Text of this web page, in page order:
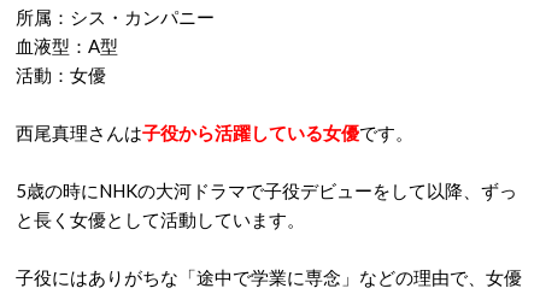
所属：シス・カンパニー
血液型：A型
活動：女優
西尾真理さんは子役から活躍している女優です。
5歳の時にNHKの大河ドラマで子役デビューをして以降、ずっ
と長く女優として活動しています。
子役にはありがちな「途中で学業に専念」などの理由で、女優